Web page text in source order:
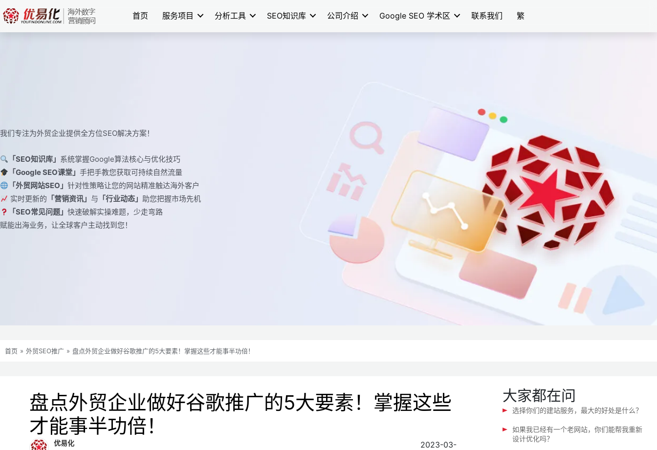
至
内
首页 服务项目 分析工具 SEO知识库 公司介绍 Google SEO 学术区 联系我们 繁
我们专注为外贸企业提供全方位SEO解决方案！
「SEO知识库」 系统掌握Google算法核心与优化技巧
「Google SEO课堂」手把手教您获取可持续自然流量
「外贸网站SEO」针对性策略让您的网站精准触达海外客户
实时更新的 「营销资讯」与 「行业动态」助您把握市场先机
「SEO常见问题」快速破解实操难题，少走弯路
赋能出海业务，让全球客户主动找到您！
首页 » 外贸SEO推广 » 盘点外贸企业做好谷歌推广的5大要素！掌握这些才能事半功倍！
盘点外贸企业做好谷歌推广的5大要素！掌握这些
才能事半功倍！
优易化
2023-03-
大家都在问
选择你们的建站服务，最大的好处是什么？
如果我已经有一个老网站，你们能帮我重新
设计优化吗？